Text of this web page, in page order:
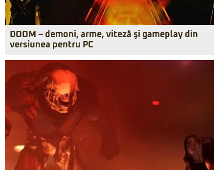
DOOM – demoni, arme, viteză şi gameplay din
versiunea pentru PC